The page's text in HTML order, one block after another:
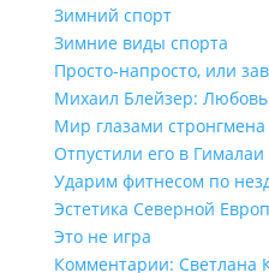
Зимний спорт
Зимние виды спорта
Просто-напросто, или
Михаил Блейзер:
Мир глазами стронгмена
Отпустили его в Гималаи
Ударим фитнесом по
Эстетика Северной
Это не игра
Комментарии: Светлана